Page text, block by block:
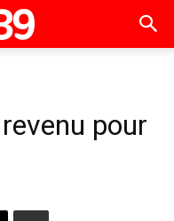
pour